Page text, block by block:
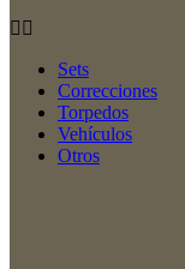
Sets
Correcciones
Torpedos
Vehículos
Otros